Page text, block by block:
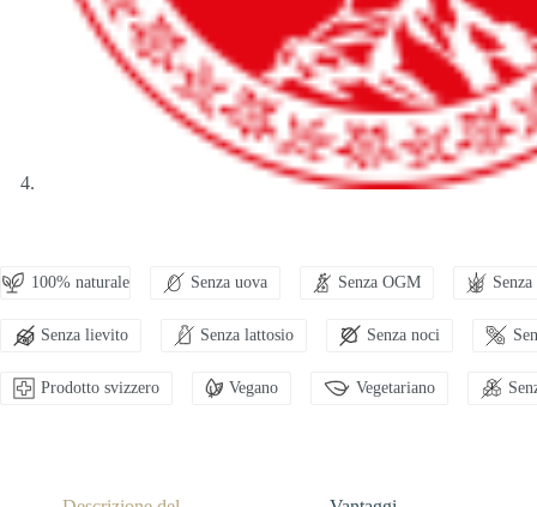
100% naturale Senza uova Senza OGM
Senza lievito Senza lattosio Senza noci
Prodotto svizzero Vegano Vegetariano